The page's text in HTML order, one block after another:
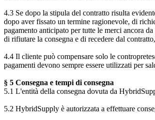
4.3 Se dopo la stipula del contratto risulta
dopo aver fissato un termine ragionevole, di
pagamento anticipato per tutte le merci ancora
di rifiutare la consegna e di recedere dal
4.4 Il cliente può compensare solo le
pagamenti devono sempre essere utilizzati per
§ 5 Consegna e tempi di consegna
5.1 L'entità della consegna dovuta da
5.2 HybridSupply è autorizzata a effettuare